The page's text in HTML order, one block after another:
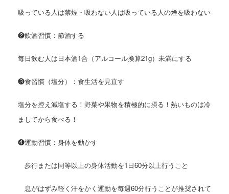
吸っている人は禁煙・吸わない人は吸っている人の煙を吸わない
❷飲酒習慣：節酒する
毎日飲む人は日本酒1合（アルコール換算21g）未満にする
❸食習慣（塩分）：食生活を見直す
塩分を控え減塩する！野菜や果物を積極的に摂る！熱いものは冷
ましてから食べる！
❹運動習慣：身体を動かす
歩行または同等以上の身体活動を1日60分以上行うこと
息がはずみ軽く汗をかく運動を毎週60分行うことが推奨されて